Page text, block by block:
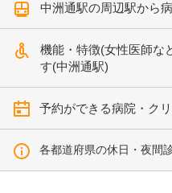
中洲通駅の周辺駅から
機能・特徴(女性医師な
す(中洲通駅)
予約ができる病院・ク
各都道府県の休日・夜間